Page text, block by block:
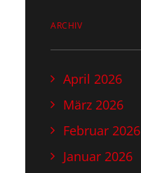
ARCHIV
April 2026
März 2026
Februar 2026
Januar 2026